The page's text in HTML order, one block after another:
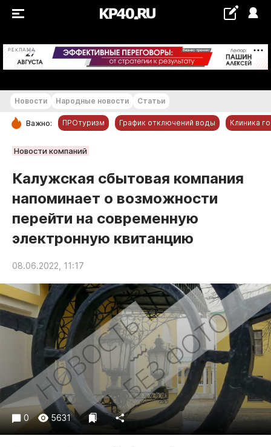
РЕКЛАМА +14...+15 °С
РУБРИКИ
Новости компаний
Статьи
Народные новости
Авто и транспорт
Благоустройство
Культура
Недвижимость и ЖКХ
Образование
Общество
Погода
Праздники
Происшествия
Спорт
Новости Народные новости Статьи
Важно: ПРОтуризм График отключений воды Клиника
Новости компаний
Калужская сбытовая компания
напоминает о возможности
перейти на современную
электронную квитанцию
08.06.2022, 11:17
0 5631